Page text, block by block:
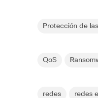
Protección de
QoS
redes redes